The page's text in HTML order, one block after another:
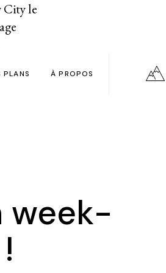
PLANS À PROPOS
Politique de confidentialité
week-